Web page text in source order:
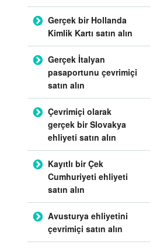
Gerçek bir Hollanda
Kimlik Kartı satın alın
Gerçek İtalyan
pasaportunu çevrimiçi
satın alın
Çevrimiçi olarak
gerçek bir Slovakya
ehliyeti satın alın
Kayıtlı bir Çek
Cumhuriyeti ehliyeti
satın alın
Avusturya ehliyetini
çevrimiçi satın alın